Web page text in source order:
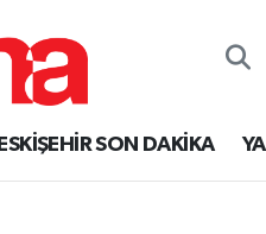
ESKİŞEHİR SON DAKİKA